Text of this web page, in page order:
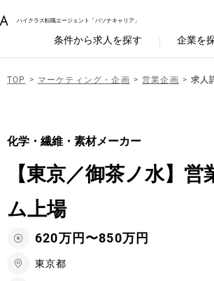
ハイクラス転職エージェント「パソナキャリア」
条件から求人を探す 企業を
TOP マーケティング・企画 営業企画 求人
化学・繊維・素材メーカー
【東京／御茶ノ水】
ム上場
620万円〜850万円
東京都